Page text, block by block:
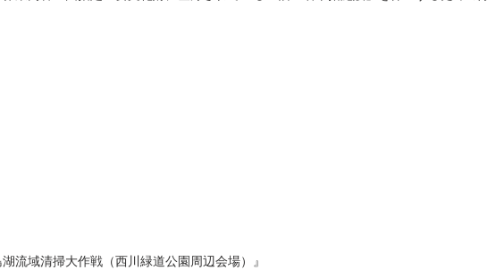
湖流域清掃大作戦（西川緑道公園周辺会場）』